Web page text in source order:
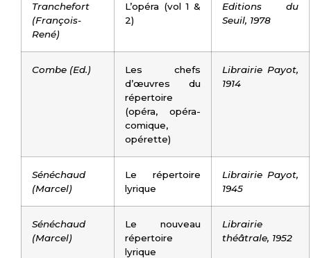
Tranchefort
(François-
René)
L’opéra (vol 1 &
2)
Editions du
Seuil, 1978
Combe (Ed.)
Les chefs
d’œuvres du
répertoire
(opéra, opéra-
comique,
opérette)
Librairie Payot,
1914
Sénéchaud
(Marcel)
Le répertoire
lyrique
Librairie Payot,
1945
Sénéchaud
(Marcel)
Le nouveau
répertoire
lyrique
Librairie
théâtrale, 1952